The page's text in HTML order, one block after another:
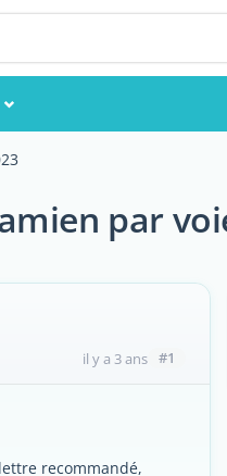
par
il y a 3 ans #1
recommandé,